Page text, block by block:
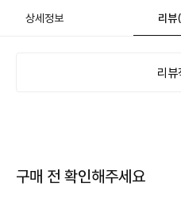
상세정보 리뷰
리뷰
구매 전 확인해주세요